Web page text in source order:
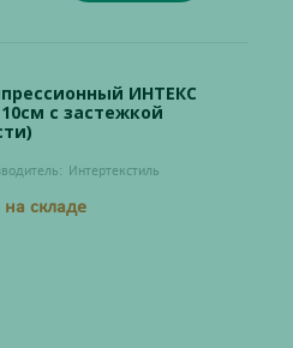
ИНТЕКС
с застежкой
Интертекстиль
на складе